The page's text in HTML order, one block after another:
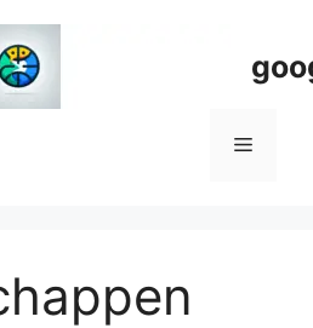
Menu